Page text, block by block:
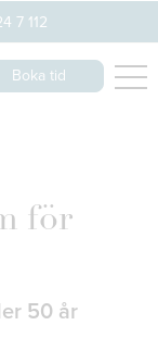
7 112
Boka tid
för
50 år